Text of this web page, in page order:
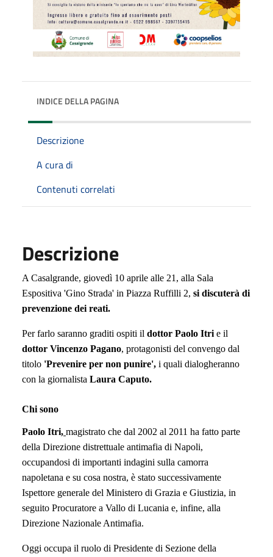
INDICE DELLA PAGINA
Descrizione
A cura di
Contenuti correlati
Descrizione
A Casalgrande, giovedì 10 aprile alle 21, alla Sala
Espositiva 'Gino Strada' in Piazza Ruffilli 2, si discuterà di
prevenzione dei reati.
Per farlo saranno graditi ospiti il dottor Paolo Itri e il
dottor Vincenzo Pagano, protagonisti del convengo dal
titolo 'Prevenire per non punire', i quali dialogheranno
con la giornalista Laura Caputo.
Chi sono
Paolo Itri, magistrato che dal 2002 al 2011 ha fatto parte
della Direzione distrettuale antimafia di Napoli,
occupandosi di importanti indagini sulla camorra
napoletana e su cosa nostra, è stato successivamente
Ispettore generale del Ministero di Grazia e Giustizia, in
seguito Procuratore a Vallo di Lucania e, infine, alla
Direzione Nazionale Antimafia.
Oggi occupa il ruolo di Presidente di Sezione della